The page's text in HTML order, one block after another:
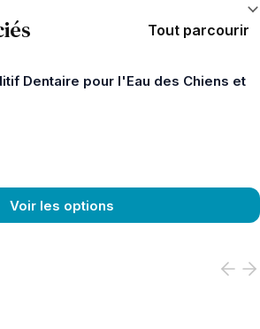
Tout parcourir
Dentaire pour l'Eau des Chiens et
de $37.64
Voir les options